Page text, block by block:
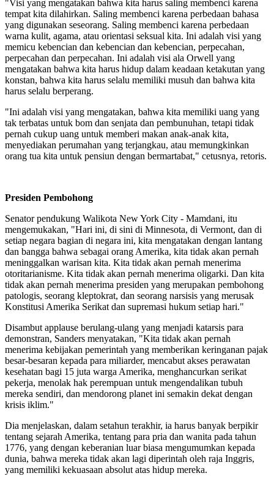
"Visi yang mengatakan bahwa kita harus saling membenci karena
tempat kita dilahirkan. Saling membenci karena perbedaan bahasa
yang digunakan seseorang. Saling membenci karena perbedaan
warna kulit, agama, atau orientasi seksual kita. Ini adalah visi yang
memicu kebencian dan kebencian dan kebencian, perpecahan,
perpecahan dan perpecahan. Ini adalah visi ala Orwell yang
mengatakan bahwa kita harus hidup dalam keadaan ketakutan yang
konstan, bahwa kita harus selalu memiliki musuh dan bahwa kita
harus selalu berperang.
"Ini adalah visi yang mengatakan, bahwa kita memiliki uang yang
tak terbatas untuk bom dan senjata dan pembunuhan, tetapi tidak
pernah cukup uang untuk memberi makan anak-anak kita,
menyediakan perumahan yang terjangkau, atau memungkinkan
orang tua kita untuk pensiun dengan bermartabat," cetusnya, retoris.
Presiden Pembohong
Senator pendukung Walikota New York City - Mamdani, itu
mengemukakan, "Hari ini, di sini di Minnesota, di Vermont, dan di
setiap negara bagian di negara ini, kita mengatakan dengan lantang
dan bangga bahwa sebagai orang Amerika, kita tidak akan pernah
meninggalkan warisan kita. Kita tidak akan pernah menerima
otoritarianisme. Kita tidak akan pernah menerima oligarki. Dan kita
tidak akan pernah menerima presiden yang merupakan pembohong
patologis, seorang kleptokrat, dan seorang narsisis yang merusak
Konstitusi Amerika Serikat dan supremasi hukum setiap hari."
Disambut applause berulang-ulang yang menjadi katarsis para
demonstran, Sanders menyatakan, "Kita tidak akan pernah
menerima kebijakan pemerintah yang memberikan keringanan pajak
besar-besaran kepada para miliarder, mencabut akses perawatan
kesehatan bagi 15 juta warga Amerika, menghancurkan serikat
pekerja, menolak hak perempuan untuk mengendalikan tubuh
mereka sendiri, dan mendorong planet ini semakin dekat dengan
krisis iklim."
Dia menjelaskan, dalam setahun terakhir, ia harus banyak berpikir
tentang sejarah Amerika, tentang para pria dan wanita pada tahun
1776, yang dengan keberanian luar biasa mengumumkan kepada
dunia, bahwa mereka tidak akan lagi diperintah oleh raja Inggris,
yang memiliki kekuasaan absolut atas hidup mereka.